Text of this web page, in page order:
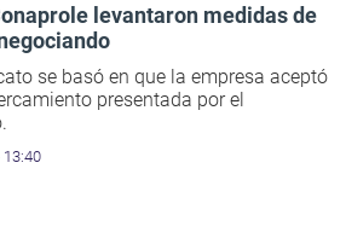
levantaron medidas de
se basó en que la empresa aceptó
presentada por el
13:40